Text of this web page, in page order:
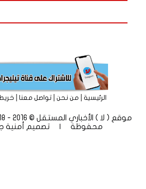
الرئيسية|من نحن|تواصل معنا|
محفوظة | تصميم